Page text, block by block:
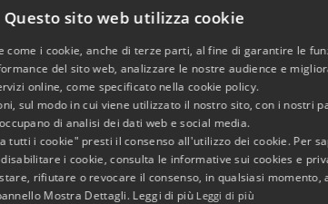
MAUSOLEO DI
E LUCE. NO
ORIENTAMENTI
MEDITERRANEO: IL
PREISTORICO DI MNAJDRA
IL MAUSOLEO DEGLI
Questo sito web utilizza cookie
come i cookie, anche di terze parti, al fine di garantire le
del sito web, analizzare le nostre audience e
online, come specificato nella cookie policy.
sul modo in cui viene utilizzato il nostro sito, con i nostri
occupano di analisi dei dati web e social media.
tutti i cookie" presti il consenso all'utilizzo dei cookie. Per
i cookie, consulta le informative sui cookies e
rifiutare o revocare il consenso, in qualsiasi momento,
Mostra Dettagli. Leggi di piùLeggi di più